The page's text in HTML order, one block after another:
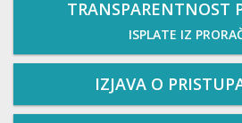
TRANSPARENTNOST
ISPLATE IZ
IZJAVA O